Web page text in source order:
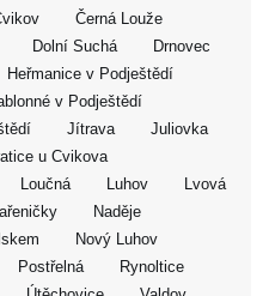
Černá Louže
Dolní Suchá
Drnovec
Heřmanice v Podještědí
v Podještědí
Jítrava
Juliovka
u Cvikova
Loučná Luhov
Lvová
Naděje
Nový Luhov
Postřelná
Rynoltice